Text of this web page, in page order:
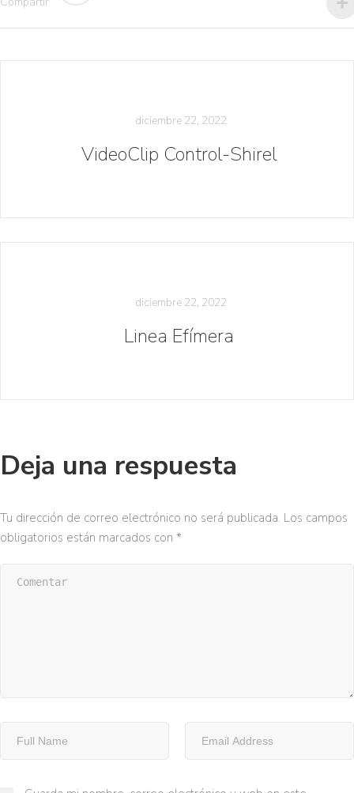
diciembre 22, 2022
VideoClip Control-Shirel
diciembre 22, 2022
Linea Efímera
Deja una respuesta
Tu dirección de correo electrónico no será publicada. Los campos
obligatorios están marcados con *